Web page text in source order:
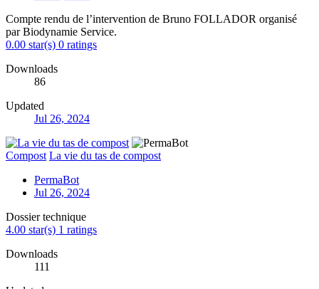
Compte rendu de l’intervention de Bruno FOLLADOR organisé
par Biodynamie Service.
0.00 star(s) 0 ratings
Downloads
86
Updated
Jul 26, 2024
Compost La vie du tas de compost
PermaBot
Jul 26, 2024
Dossier technique
4.00 star(s) 1 ratings
Downloads
111